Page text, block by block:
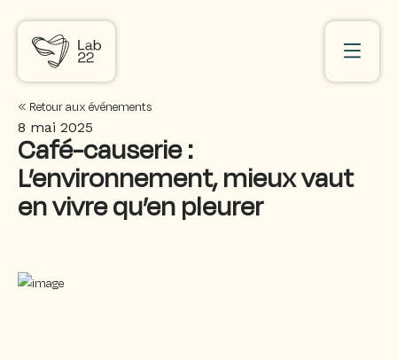
« Retour aux événements
8 mai 2025
Café-causerie :
L’environnement, mieux vaut
en vivre qu’en pleurer